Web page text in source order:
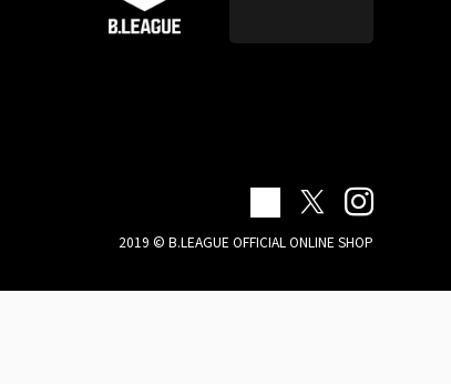
2019 © B.LEAGUE OFFICIAL ONLINE SHOP